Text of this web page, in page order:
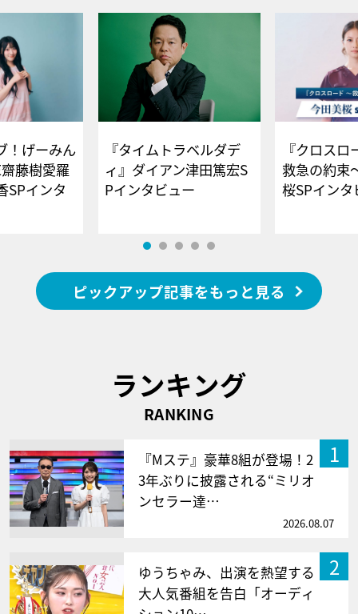
！げーみん
藤樹愛羅
SPインタ
『タイムトラベルダデ
ィ』ダイアン津田篤宏S
Pインタビュー
『クロス
救急の約束
桜SPイ
ピックアップ記事をもっと見る
ランキング
RANKING
1
『Mステ』豪華8組が登場！2
3年ぶりに披露される“ミリオ
ンセラー達…
2026.08.07
2
ゆうちゃみ、出演を熱望する
大人気番組を告白「オーディ